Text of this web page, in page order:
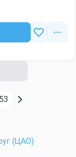
53
(ЦАО)